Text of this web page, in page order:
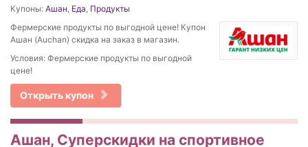
Купоны: Ашан, Еда, Продукты
Фермерские продукты по выгодной цене! Купон
Ашан (Auchan) скидка на заказ в магазин.
Условия: Фермерские продукты по выгодной
цене!
Открыть купон
Ашан, Суперскидки на спортивное